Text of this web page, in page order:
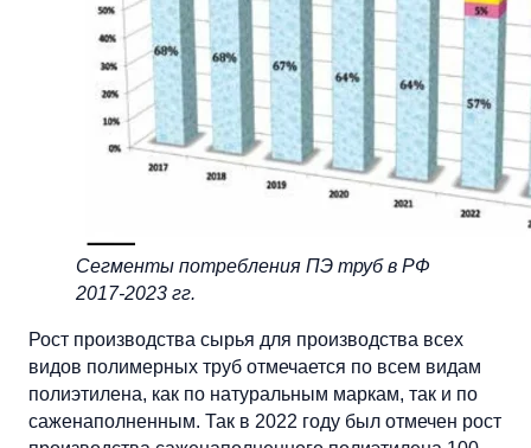
Сегменты потребления ПЭ труб в РФ
2017-2023 гг.
Рост производства сырья для производства всех
видов полимерных труб отмечается по всем видам
полиэтилена, как по натуральным маркам, так и по
саженаполненным. Так в 2022 году был отмечен рост